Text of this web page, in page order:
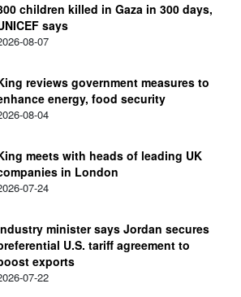
children killed in Gaza in 300 days,
says
08-07
reviews government measures to
energy, food security
08-04
meets with heads of leading UK
in London
07-24
minister says Jordan secures
U.S. tariff agreement to
exports
07-22